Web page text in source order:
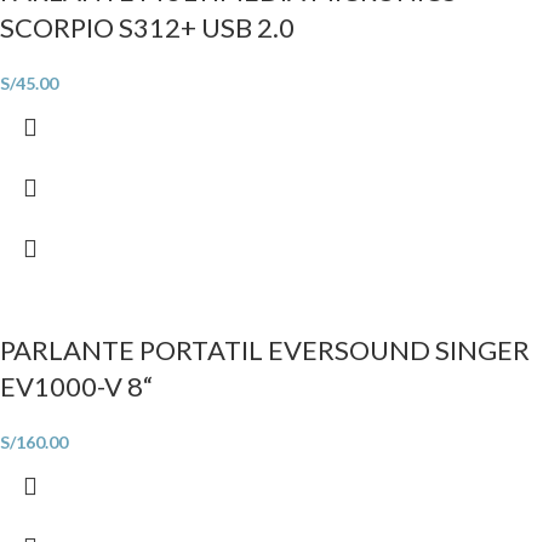
SCORPIO S312+ USB 2.0
S/45.00
PARLANTE PORTATIL EVERSOUND SINGER
EV1000-V 8“
S/160.00